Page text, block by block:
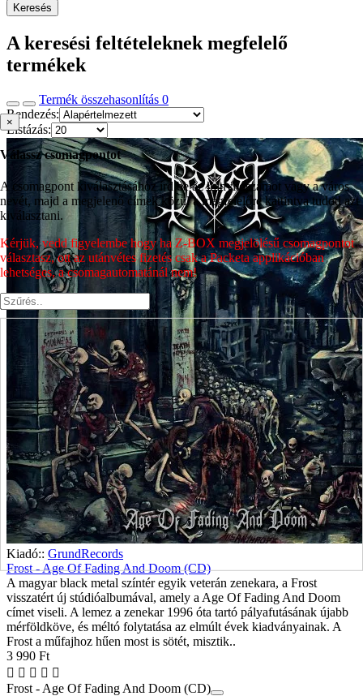
Keresés
A keresési feltételeknek megfelelő
termékek
Termék összehasonlítás 0
Rendezés:
Listázás:
Kiadó:: GrundRecords
Frost - Age Of Fading And Doom (CD)
A magyar black metal színtér egyik veterán zenekara, a Frost
visszatért új stúdióalbumával, amely a Age Of Fading And Doom
címet viseli. A lemez a zenekar 1996 óta tartó pályafutásának újabb
mérföldköve, és méltó folytatása az elmúlt évek kiadványainak. A
Frost a műfajhoz hűen most is sötét, misztik..
3 990 Ft
Frost - Age Of Fading And Doom (CD)
×
Válassz csomagpontot
A csomagpont kiválasztásához írd be az irányítószámot vagy a város
nevét, majd a megjelenő címek közül a megfelelőre kattintva tudod azt
kiválasztani.
Kérjük, vedd figyelembe hogy ha Z-BOX megjelölésű csomagpontot
választasz, ott az utánvétes fizetés csak a Packeta applikációban
lehetséges, a csomagautomatánál nem!